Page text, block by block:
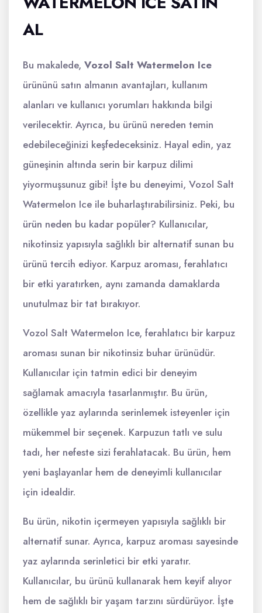
AL
Bu makalede, Vozol Salt Watermelon Ice
ürününü satın almanın avantajları, kullanım
alanları ve kullanıcı yorumları hakkında bilgi
verilecektir. Ayrıca, bu ürünü nereden temin
edebileceğinizi keşfedeceksiniz. Hayal edin, yaz
güneşinin altında serin bir karpuz dilimi
yiyormuşsunuz gibi! İşte bu deneyimi, Vozol Salt
Watermelon Ice ile buharlaştırabilirsiniz. Peki, bu
ürün neden bu kadar popüler? Kullanıcılar,
nikotinsiz yapısıyla sağlıklı bir alternatif sunan bu
ürünü tercih ediyor. Karpuz aroması, ferahlatıcı
bir etki yaratırken, aynı zamanda damaklarda
unutulmaz bir tat bırakıyor.
Vozol Salt Watermelon Ice, ferahlatıcı bir karpuz
aroması sunan bir nikotinsiz buhar ürünüdür.
Kullanıcılar için tatmin edici bir deneyim
sağlamak amacıyla tasarlanmıştır. Bu ürün,
özellikle yaz aylarında serinlemek isteyenler için
mükemmel bir seçenek. Karpuzun tatlı ve sulu
tadı, her nefeste sizi ferahlatacak. Bu ürün, hem
yeni başlayanlar hem de deneyimli kullanıcılar
için idealdir.
Bu ürün, nikotin içermeyen yapısıyla sağlıklı bir
alternatif sunar. Ayrıca, karpuz aroması sayesinde
yaz aylarında serinletici bir etki yaratır.
Kullanıcılar, bu ürünü kullanarak hem keyif alıyor
hem de sağlıklı bir yaşam tarzını sürdürüyor. İşte